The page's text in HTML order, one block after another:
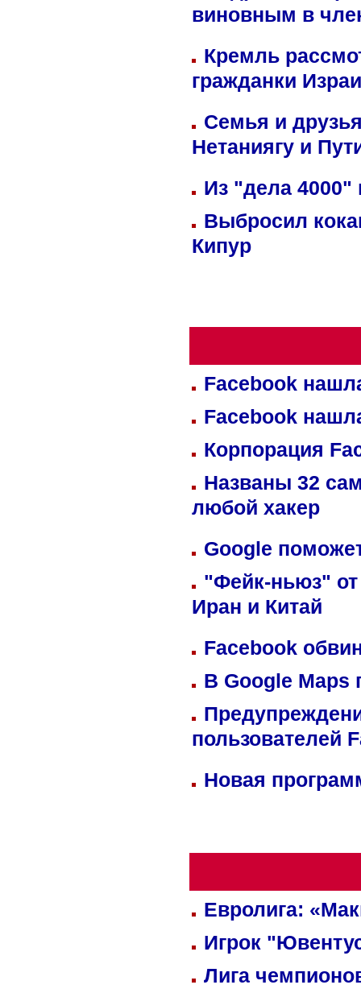
виновным в
Кремль
гражданки
Семья и
Нетаниягу и
Из "дела 4000"
Выбросил
Кипур
Facebook
Facebook
Корпорация
Названы 32
любой хакер
Google
"Фейк-ньюз" от
Иран и Китай
Facebook
В Google Maps
пользователей
Новая
Евролига:
Игрок
Лига